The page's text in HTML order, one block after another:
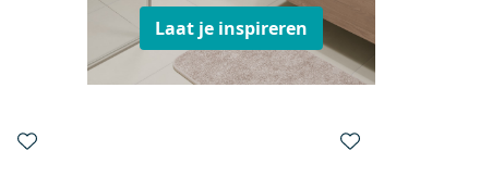
Laat je inspireren